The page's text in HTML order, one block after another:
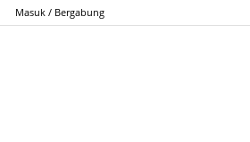
Masuk / Bergabung